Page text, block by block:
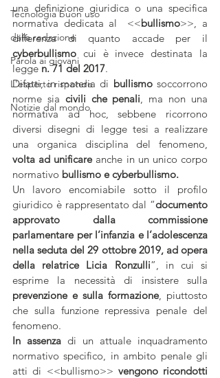
Tecnologia buon uso
dalla redazione
Parola ai giovani
L'esperto risponde
Notizie dal mondo
una definizione giuridica o una specifica
normativa dedicata al  <<bullismo>>, a
differenza di quanto accade per il
cyberbullismo cui è invece destinata la
legge n. 71 del 2017.
Difatti, in materia di bullismo soccorrono
norme sia civili che penali, ma non una
normativa ad hoc, sebbene ricorrono
diversi disegni di legge tesi a realizzare
una organica disciplina del fenomeno,
volta ad unificare anche in un unico corpo
normativo bullismo e cyberbullismo.
Un lavoro encomiabile sotto il profilo
giuridico è rappresentato dal “documento
approvato dalla commissione
parlamentare per l’infanzia e l’adolescenza
nella seduta del 29 ottobre 2019, ad opera
della relatrice Licia Ronzulli”, in cui si
prevenzione e sulla formazione, piuttosto
che sulla funzione repressiva penale del
fenomeno.
In assenza di un attuale inquadramento
normativo specifico, in ambito penale gli
atti di <<bullismo>> vengono ricondotti